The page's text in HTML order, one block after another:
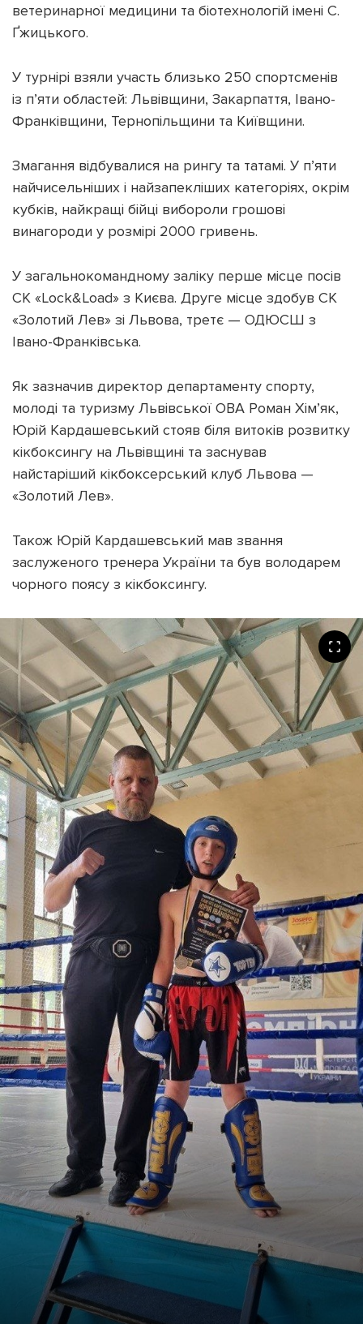
ветеринарної медицини та біотехнологій імені С.
Ґжицького.
У турнірі взяли участь близько 250 спортсменів
із п’яти областей: Львівщини, Закарпаття, Івано-
Франківщини, Тернопільщини та Київщини.
Змагання відбувалися на рингу та татамі. У п’яти
найчисельніших і найзапекліших категоріях, окрім
кубків, найкращі бійці вибороли грошові
винагороди у розмірі 2000 гривень.
У загальнокомандному заліку перше місце посів
СК «Lock&Load» з Києва. Друге місце здобув СК
«Золотий Лев» зі Львова, третє — ОДЮСШ з
Івано-Франківська.
Як зазначив директор департаменту спорту,
молоді та туризму Львівської ОВА Роман Хім’як,
Юрій Кардашевський стояв біля витоків розвитку
кікбоксингу на Львівщині та заснував
найстаріший кікбоксерський клуб Львова —
«Золотий Лев».
Також Юрій Кардашевський мав звання
заслуженого тренера України та був володарем
чорного поясу з кікбоксингу.